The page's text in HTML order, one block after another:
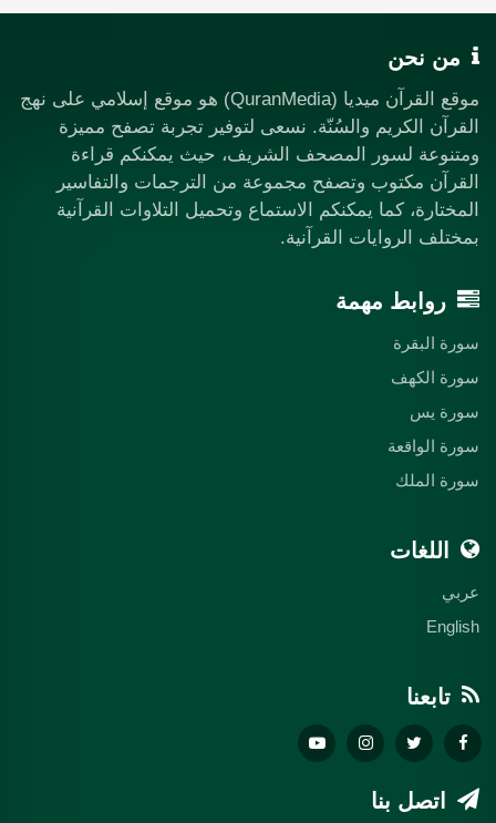
من نحن
موقع القرآن ميديا (QuranMedia) هو موقع إسلامي على نهج
القرآن الكريم والسُنّة. نسعى لتوفير تجربة تصفح مميزة
ومتنوعة لسور المصحف الشريف، حيث يمكنكم قراءة
القرآن مكتوب وتصفح مجموعة من الترجمات والتفاسير
المختارة، كما يمكنكم الاستماع وتحميل التلاوات القرآنية
بمختلف الروايات القرآنية.
روابط مهمة
سورة البقرة
سورة الكهف
سورة يس
سورة الواقعة
سورة الملك
اللغات
عربي
English
تابعنا
اتصل بنا